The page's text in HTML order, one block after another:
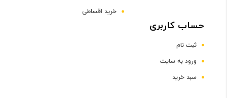
رده صفحه نمایش
اندازه صفحه نمایش
خرید اقساطی
حساب کاربری
ثبت نام
ورود به سایت
سبد خرید